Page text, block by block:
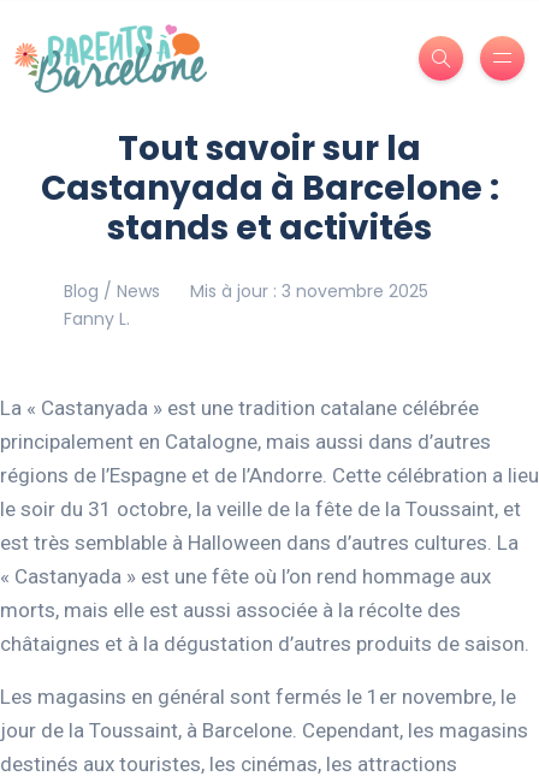
Tout savoir sur la
Castanyada à Barcelone :
stands et activités
Blog / News
Mis à jour : 3 novembre 2025
Fanny L.
La « Castanyada » est une tradition catalane célébrée
principalement en Catalogne, mais aussi dans d’autres
régions de l’Espagne et de l’Andorre. Cette célébration a lieu
le soir du 31 octobre, la veille de la fête de la Toussaint, et
est très semblable à Halloween dans d’autres cultures. La
« Castanyada » est une fête où l’on rend hommage aux
morts, mais elle est aussi associée à la récolte des
châtaignes et à la dégustation d’autres produits de saison.
Les magasins en général sont fermés le 1er novembre, le
jour de la Toussaint, à Barcelone. Cependant, les magasins
destinés aux touristes, les cinémas, les attractions